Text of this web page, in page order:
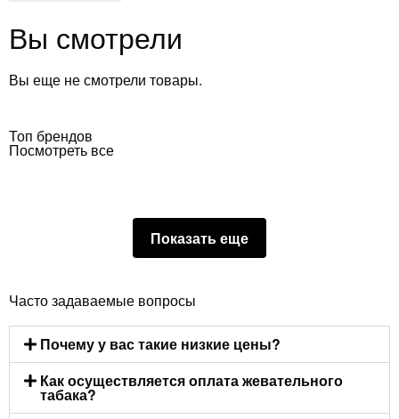
Вы смотрели
Вы еще не смотрели товары.
Топ брендов
Посмотреть все
Показать еще
Часто задаваемые вопросы
Почему у вас такие низкие цены?
Как осуществляется оплата жевательного
табака?